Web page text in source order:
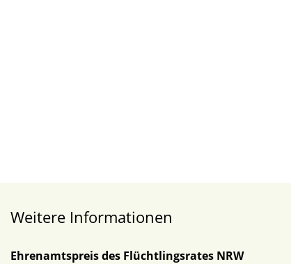
Weitere Informationen
Ehrenamtspreis des Flüchtlingsrates NRW